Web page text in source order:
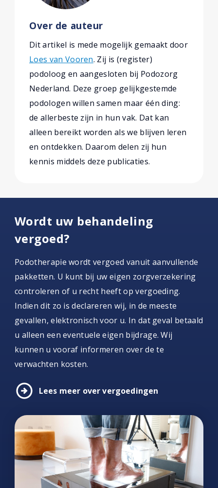
Over de auteur
Dit artikel is mede mogelijk gemaakt door
Loes van Vooren. Zij is (register)
podoloog en aangesloten bij Podozorg
Nederland. Deze groep gelijkgestemde
podologen willen samen maar één ding:
de allerbeste zijn in hun vak. Dat kan
alleen bereikt worden als we blijven leren
en ontdekken. Daarom delen zij hun
kennis middels deze publicaties.
Wordt uw behandeling
vergoed?
Podotherapie wordt vergoed vanuit aanvullende
pakketten. U kunt bij uw eigen zorgverzekering
controleren of u recht heeft op vergoeding.
Indien dit zo is declareren wij, in de meeste
gevallen, elektronisch voor u. In dat geval betaald
u alleen een eventuele eigen bijdrage. Wij
kunnen u vooraf informeren over de te
verwachten kosten.
arrow_circle_right Lees meer over vergoedingen